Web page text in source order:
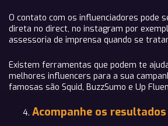
O contato com os influenciadores pode
direta no direct, no instagram por
assessoria de imprensa quando se
Existem ferramentas que podem te
melhores influencers para a sua
famosas são Squid, BuzzSumo e Up
Acompanhe os resultados